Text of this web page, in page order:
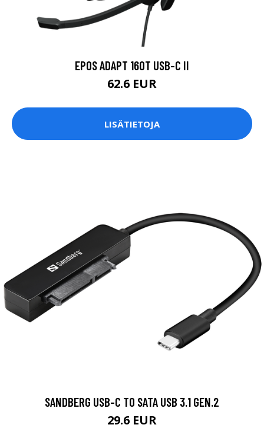
EPOS ADAPT 160T USB-C II
62.6 EUR
LISÄTIETOJA
SANDBERG USB-C TO SATA USB 3.1 GEN.2
29.6 EUR